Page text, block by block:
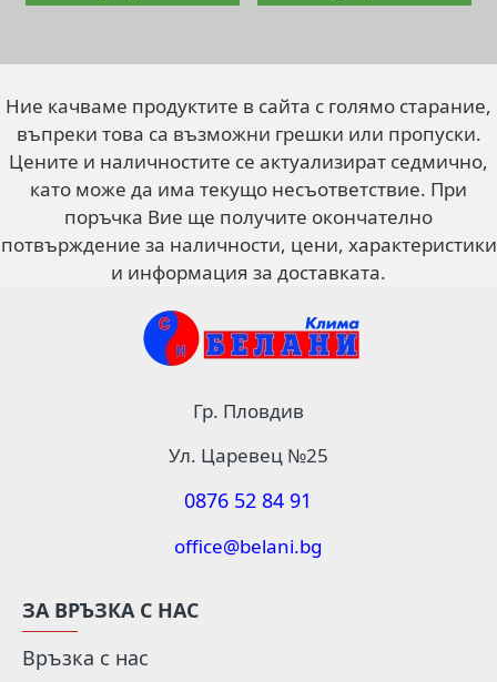
Ние качваме продуктите в сайта с голямо старание,
въпреки това са възможни грешки или пропуски.
Цените и наличностите се актуализират седмично,
като може да има текущо несъответствие. При
поръчка Вие ще получите окончателно
потвърждение за наличности, цени, характеристики
и информация за доставката.
Гр. Пловдив
Ул. Царевец №25
0876 52 84 91
office@belani.bg
ЗА ВРЪЗКА С НАС
Връзка с нас